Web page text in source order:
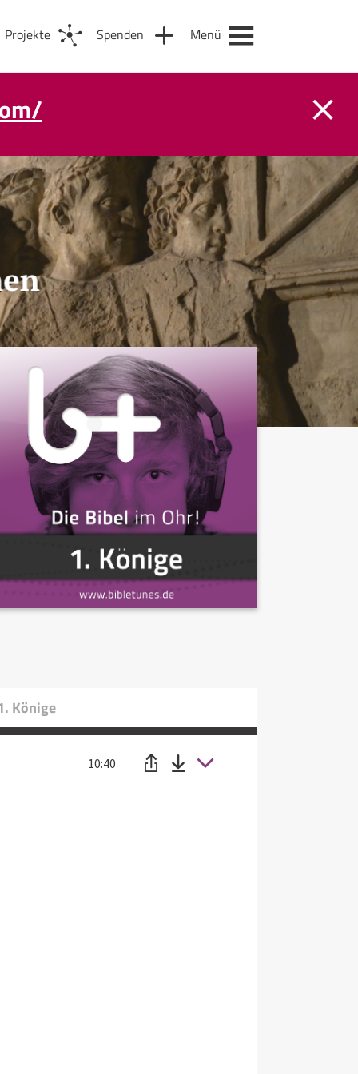
Projekte Spenden Menü
Könige
10:40